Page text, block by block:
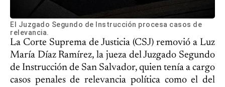
El Juzgado Segundo de Instrucción procesa casos de
relevancia.
La Corte Suprema de Justicia (CSJ) removió a Luz
María Díaz Ramírez, la jueza del Juzgado Segundo
de Instrucción de San Salvador, quien tenía a cargo
casos penales de relevancia política como el del